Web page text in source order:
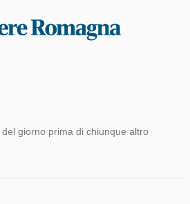
giorno prima di chiunque altro